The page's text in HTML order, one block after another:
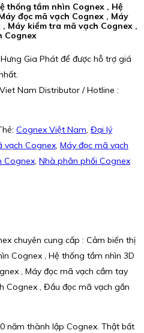
thống tầm nhìn Cognex , Hệ
đọc mã vạch Cognex , Máy
Máy kiểm tra mã vạch Cognex ,
Cognex
Gia Phát để được hỗ trợ giá
Nam Distributor / Hotline :
Cognex Việt Nam, Đại lý
vạch Cognex, Máy đọc mã vạch
Cognex, Nhà phân phối Cognex
chuyên cung cấp : Cảm biến thị
Cognex , Hệ thống tầm nhìn 3D
, Máy đọc mã vạch cầm tay
Cognex , Đầu đọc mã vạch gắn
năm thành lập Cognex. Thật bất